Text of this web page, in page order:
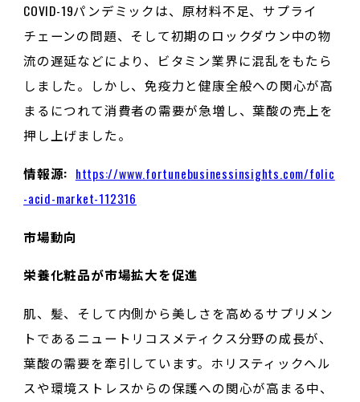
COVID-19パンデミックは、原材料不足、サプライ
チェーンの問題、そして初期のロックダウン中の物
流の遅延などにより、ビタミン業界に混乱をもたら
しました。しかし、免疫力と健康全般への関心が高
まるにつれて消費者の需要が急増し、葉酸の売上を
押し上げました。
情報源: https://www.fortunebusinessinsights.com/folic
-acid-market-112316
市場動向
栄養化粧品が市場拡大を促進
肌、髪、そして内側から美しさを高めるサプリメン
トであるニュートリコスメティクス分野の成長が、
葉酸の需要を牽引しています。ホリスティックヘル
スや環境ストレスからの保護への関心が高まる中、